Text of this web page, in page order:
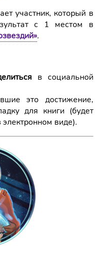
участник, который в
с 1 местом в
.
в социальной
это достижение,
для книги (будет
виде).